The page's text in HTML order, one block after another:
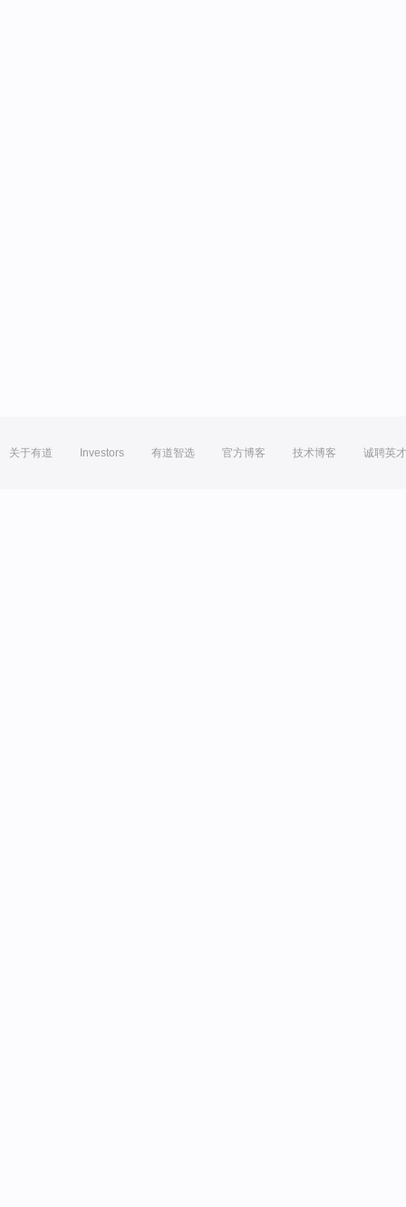
关于有道 Investors 有道智选 官方博客 技术博客 诚聘英才